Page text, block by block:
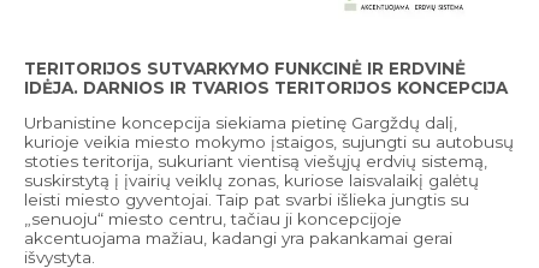
TERITORIJOS SUTVARKYMO FUNKCINĖ IR ERDVINĖ
IDĖJA. DARNIOS IR TVARIOS TERITORIJOS KONCEPCIJA
Urbanistine koncepcija siekiama pietinę Gargždų dalį,
kurioje veikia miesto mokymo įstaigos, sujungti su autobusų
stoties teritorija, sukuriant vientisą viešųjų erdvių sistemą,
suskirstytą į įvairių veiklų zonas, kuriose laisvalaikį galėtų
leisti miesto gyventojai. Taip pat svarbi išlieka jungtis su
„senuoju“ miesto centru, tačiau ji koncepcijoje
akcentuojama mažiau, kadangi yra pakankamai gerai
išvystyta.